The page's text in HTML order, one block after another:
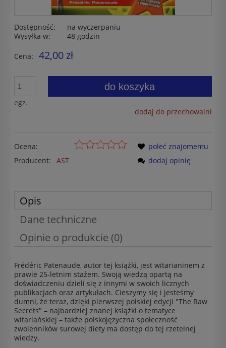
Dostępność:
na wyczerpaniu
Wysyłka w:
48 godzin
Cena: 42,00 zł
egz.
do koszyka
dodaj do przechowalni
Ocena:
Producent:
AST
poleć znajomemu
dodaj opinię
Opis
Dane techniczne
Opinie o produkcie (0)
Frédéric Patenaude, autor tej książki, jest witarianinem z
prawie 25-letnim stażem. Swoją wiedzą opartą na
doświadczeniu dzieli się z innymi w swoich licznych
publikacjach oraz artykułach. Cieszymy się i jesteśmy
dumni, że teraz, dzięki pierwszej polskiej edycji "The Raw
Secrets" – najbardziej znanej książki o tematyce
witariańskiej – także polskojęzyczna społeczność
zwolenników surowej diety ma dostęp do tej rzetelnej
wiedzy.